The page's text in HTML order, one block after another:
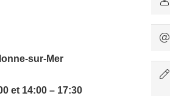
sur-Mer
et 14:00– 17:30